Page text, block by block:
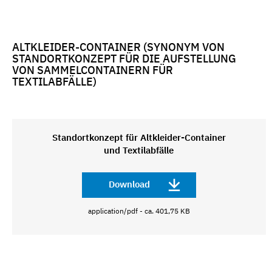
ALTKLEIDER-CONTAINER (SYNONYM VON
STANDORTKONZEPT FÜR DIE AUFSTELLUNG
VON SAMMELCONTAINERN FÜR
TEXTILABFÄLLE)
Standortkonzept für Altkleider-Container
und Textilabfälle
Download
application/pdf - ca. 401,75 KB